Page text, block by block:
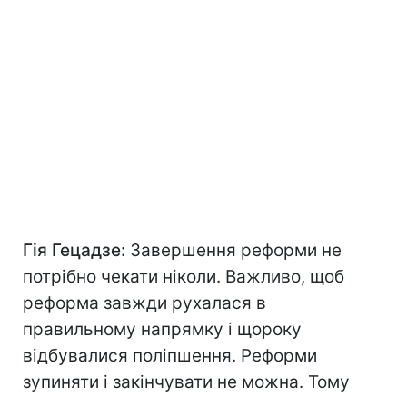
Гія Гецадзе: Завершення реформи не
потрібно чекати ніколи. Важливо, щоб
реформа завжди рухалася в
правильному напрямку і щороку
відбувалися поліпшення. Реформи
зупиняти і закінчувати не можна. Тому